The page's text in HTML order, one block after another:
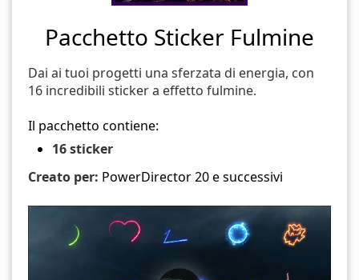
Pacchetto Sticker Fulmine
Dai ai tuoi progetti una sferzata di energia, con
16 incredibili sticker a effetto fulmine.
Il pacchetto contiene:
16 sticker
Creato per: PowerDirector 20 e successivi